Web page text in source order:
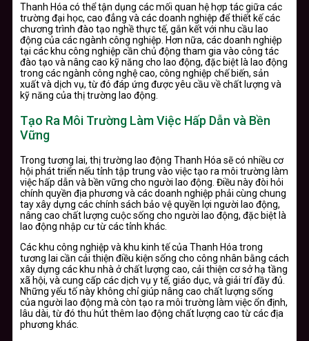
Thanh Hóa có thể tận dụng các mối quan hệ hợp tác giữa các
trường đại học, cao đẳng và các doanh nghiệp để thiết kế các
chương trình đào tạo nghề thực tế, gắn kết với nhu cầu lao
động của các ngành công nghiệp. Hơn nữa, các doanh nghiệp
tại các khu công nghiệp cần chủ động tham gia vào công tác
đào tạo và nâng cao kỹ năng cho lao động, đặc biệt là lao động
trong các ngành công nghệ cao, công nghiệp chế biến, sản
xuất và dịch vụ, từ đó đáp ứng được yêu cầu về chất lượng và
kỹ năng của thị trường lao động.
Tạo Ra Môi Trường Làm Việc Hấp Dẫn và Bền
Vững
Trong tương lai, thị trường lao động Thanh Hóa sẽ có nhiều cơ
hội phát triển nếu tỉnh tập trung vào việc tạo ra môi trường làm
việc hấp dẫn và bền vững cho người lao động. Điều này đòi hỏi
chính quyền địa phương và các doanh nghiệp phải cùng chung
tay xây dựng các chính sách bảo vệ quyền lợi người lao động,
nâng cao chất lượng cuộc sống cho người lao động, đặc biệt là
lao động nhập cư từ các tỉnh khác.
Các khu công nghiệp và khu kinh tế của Thanh Hóa trong
tương lai cần cải thiện điều kiện sống cho công nhân bằng cách
xây dựng các khu nhà ở chất lượng cao, cải thiện cơ sở hạ tầng
xã hội, và cung cấp các dịch vụ y tế, giáo dục, và giải trí đầy đủ.
Những yếu tố này không chỉ giúp nâng cao chất lượng sống
của người lao động mà còn tạo ra môi trường làm việc ổn định,
lâu dài, từ đó thu hút thêm lao động chất lượng cao từ các địa
phương khác.